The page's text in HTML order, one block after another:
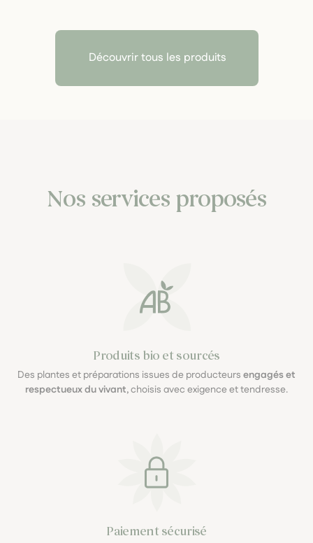
Découvrir tous les produits
Nos services proposés
Produits bio et sourcés
Des plantes et préparations issues de producteurs engagés et
respectueux du vivant, choisis avec exigence et tendresse.
Paiement sécurisé